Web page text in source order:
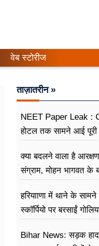
वेब स्टोरीज
ताज़ातरीन »
NEET Paper Leak :
होटल तक सामने आई पूरी
क्या बदलने वाला है
संग्राम, मोहन भागवत के
हरियााणा में थाने के
स्कॉर्पियो पर बरसाईं
Bihar News: सड़क